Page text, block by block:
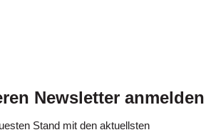
Newsletter anmelden
Stand mit den aktuellsten